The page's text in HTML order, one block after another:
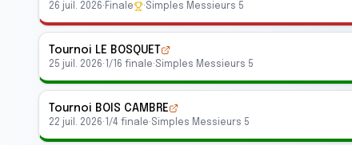
26 juil. 2026· Finale ·Simples Messieurs 5
Tournoi LE BOSQUET
25 juil. 2026· 1/16 finale·Simples Messieurs 5
Tournoi BOIS CAMBRE
22 juil. 2026· 1/4 finale·Simples Messieurs 5